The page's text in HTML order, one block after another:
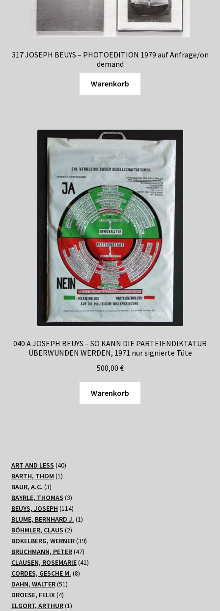
317 JOSEPH BEUYS – PHOTOEDITION 1979 auf Anfrage/on
demand
Warenkorb
040 A JOSEPH BEUYS – SO KANN DIE PARTEIENDIKTATUR
ÜBERWUNDEN WERDEN, 1971 nur signierte Tüte
500,00 €
Warenkorb
ART AND LESS 4040
BARTH, THOM 11
BAUR, A.C. 33
Produkte
BAYRLE, THOMAS 33
Produkte
BEUYS, JOSEPH 114114
Produkte
BLUME, BERNHARD J. 11
BÖHMLER, CLAUS 22
Produkte
BOKELBERG, WERNER 3939
BRÜCHMANN, PETER 4747
Produkte
CLAUSEN, ROSEMARIE 4141
CORDES, GESCHE M. 88
DAHN, WALTER 5151
DROESE, FELIX 44
Produkte
ELGORT, ARTHUR 11